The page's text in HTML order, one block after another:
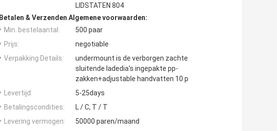
LIDSTATEN 804
Betalen & Verzenden Algemene voorwaarden:
Min. bestelaantal:
500 paar
Prijs:
negotiable
Verpakking Details:
undermount is de verborgen zachte
sluitende ladedia's ingepakte pp-
zakken+adjustable handvatten 10 p
Levertijd:
5-25days
Betalingscondities:
L / C, T / T
Levering vermogen:
50000 paren/maand